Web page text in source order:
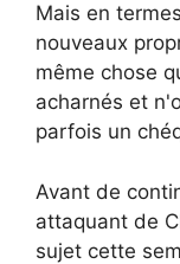
Mais en
nouveaux
même chose
acharnés et
parfois un
Avant de
attaquant de
sujet cette